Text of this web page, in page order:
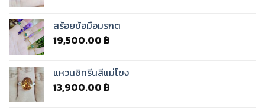
สร้อยข้อมือมรกต
19,500.00 ฿
แหวนซิทรีนสีแม่โขง
13,900.00 ฿